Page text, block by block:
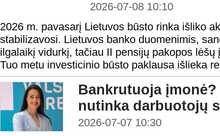
2026-07-08 10:10
2026 m. pavasarį Lietuvos būsto rinka išliko
stabilizavosi. Lietuvos banko duomenimis,
ilgalaikį vidurkį, tačiau II pensijų pakopos
Tuo metu investicinio būsto paklausa išlieka
Bankrutuoja
nutinka darbuotojų
2026-07-07 10:30